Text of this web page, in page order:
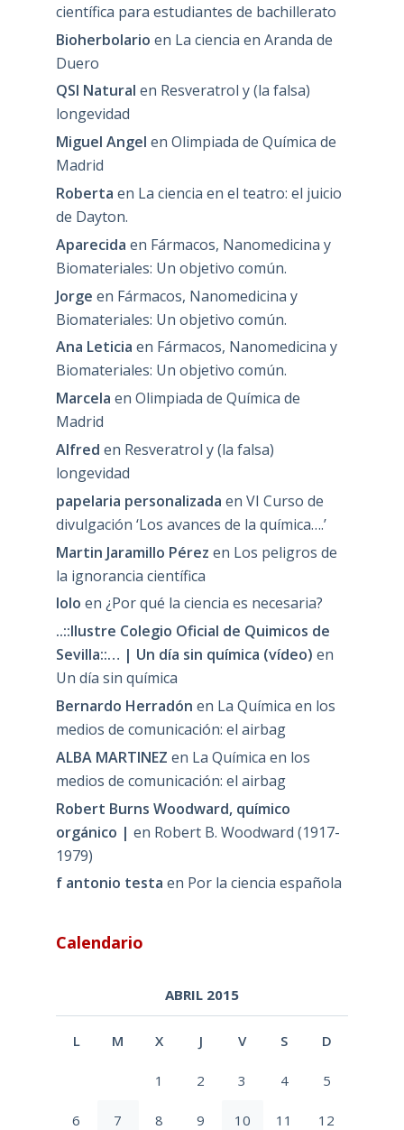
científica para estudiantes de bachillerato
Bioherbolario en La ciencia en Aranda de
Duero
QSI Natural en Resveratrol y (la falsa)
longevidad
Miguel Angel en Olimpiada de Química de
Madrid
Roberta en La ciencia en el teatro: el juicio
de Dayton.
Aparecida en Fármacos, Nanomedicina y
Biomateriales: Un objetivo común.
Jorge en Fármacos, Nanomedicina y
Biomateriales: Un objetivo común.
Ana Leticia en Fármacos, Nanomedicina y
Biomateriales: Un objetivo común.
Marcela en Olimpiada de Química de
Madrid
Alfred en Resveratrol y (la falsa)
longevidad
papelaria personalizada en VI Curso de
divulgación ‘Los avances de la química….’
Martin Jaramillo Pérez en Los peligros de
la ignorancia científica
lolo en ¿Por qué la ciencia es necesaria?
..::Ilustre Colegio Oficial de Quimicos de
Sevilla::… | Un día sin química (vídeo) en
Un día sin química
Bernardo Herradón en La Química en los
medios de comunicación: el airbag
ALBA MARTINEZ en La Química en los
medios de comunicación: el airbag
Robert Burns Woodward, químico
orgánico | en Robert B. Woodward (1917-
1979)
f antonio testa en Por la ciencia española
Calendario
ABRIL 2015
L M X J V S D
1 2 3 4 5
6 7 8 9 10 11 12